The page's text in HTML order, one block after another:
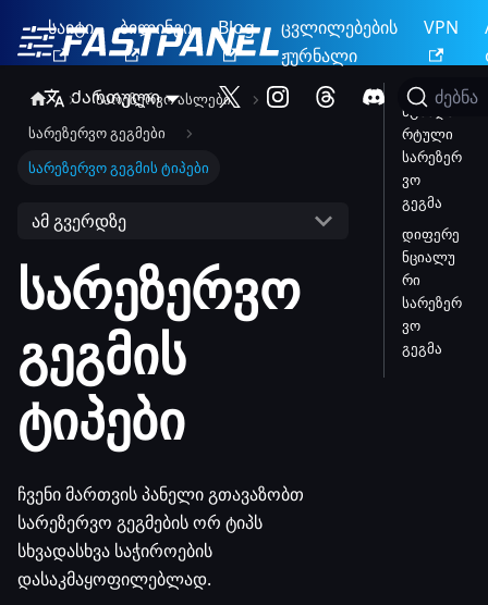
საიტი ბილინგი Blog
ცვლილებების
ჟურნალი
VPN
Ქართული
ძებნა
სარეზერვო ასლები
სარეზერვო გეგმები
სარეზერვო გეგმის ტიპები
ამ გვერდზე
სარეზერვო
გეგმის
ტიპები
ჩვენი მართვის პანელი გთავაზობთ
სარეზერვო გეგმების ორ ტიპს
სხვადასხვა საჭიროების
დასაკმაყოფილებლად.
სტანდა
რტული
სარეზერ
ვო
გეგმა
დიფერე
ნციალუ
რი
სარეზერ
ვო
გეგმა